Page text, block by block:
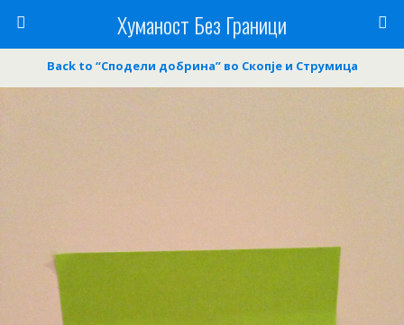
Хуманост Без Граници
Back to “Сподели добрина” во Скопје и Струмица